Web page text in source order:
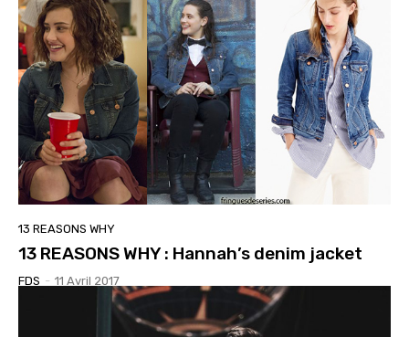
13 REASONS WHY
13 REASONS WHY : Hannah’s denim jacket
FDS - 11 Avril 2017